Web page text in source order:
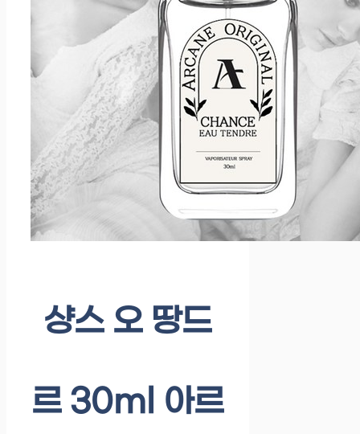
샹스 오 땅드
르 30ml 아르